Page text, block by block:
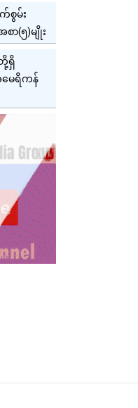
စွမ်း
(၅)မျိုး
တို့ရှိ
မေရိကန်